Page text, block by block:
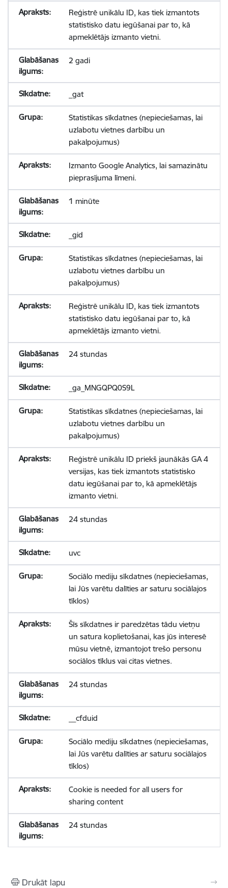
Reģistrē unikālu ID, kas tiek izmantots
statistisko datu iegūšanai par to, kā
apmeklētājs izmanto vietni.
2 gadi
_gat
Statistikas sīkdatnes (nepieciešamas, lai
uzlabotu vietnes darbību un
pakalpojumus)
Izmanto Google Analytics, lai samazinātu
pieprasījuma līmeni.
1 minūte
_gid
Statistikas sīkdatnes (nepieciešamas, lai
uzlabotu vietnes darbību un
pakalpojumus)
Reģistrē unikālu ID, kas tiek izmantots
statistisko datu iegūšanai par to, kā
apmeklētājs izmanto vietni.
24 stundas
_ga_MNGQPQ0S9L
Statistikas sīkdatnes (nepieciešamas, lai
uzlabotu vietnes darbību un
pakalpojumus)
Reģistrē unikālu ID priekš jaunākās GA 4
versijas, kas tiek izmantots statistisko
datu iegūšanai par to, kā apmeklētājs
izmanto vietni.
24 stundas
uvc
Sociālo mediju sīkdatnes (nepieciešamas,
lai Jūs varētu dalīties ar saturu sociālajos
tīklos)
Šīs sīkdatnes ir paredzētas tādu vietņu
un satura koplietošanai, kas jūs interesē
mūsu vietnē, izmantojot trešo personu
sociālos tīklus vai citas vietnes.
24 stundas
__cfduid
Sociālo mediju sīkdatnes (nepieciešamas,
lai Jūs varētu dalīties ar saturu sociālajos
tīklos)
Cookie is needed for all users for
sharing content
24 stundas
Drukāt lapu